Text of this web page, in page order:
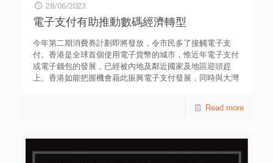
計劃的協同效應將有助解決相關市民的住屋需求。 最近青
協M21網台節目《傾．盡全力》，幾位專業青年探討上述議
題時，還關注兩項計劃的室內設計、周邊居住環境及社區支
援配套等，為居民提供適切的居住環境，提升整體的「幸福
感」。鑑於兩項計劃的室內設計存在差異，例如部分單位沒
有冷氣及抽油煙機等家電，小組建議營運機構可按住戶需要
安排團購電器，既為入住家庭提供了購置家電的彈性，又為
議總結過去相關計劃的經驗，加強社區周邊的配套設施，比
等，提升社區及居民的「幸福感」。 當然，在短期房屋設
28/06/2023
電子支付有助推動數碼經濟轉型
今年第二期消費券計劃即將發放，令市民多了接觸電子支
付。香港是全球首個使用電子貨幣的城市，惟近年電子支付
或電子錢包的發展，已經被內地及鄰近國家及地區迎頭趕
上。香港如能把握機會藉此振興電子支付發展，同時與大灣
消費券，目的是提振經濟，更改變大家的消費模式，催使更
Read more